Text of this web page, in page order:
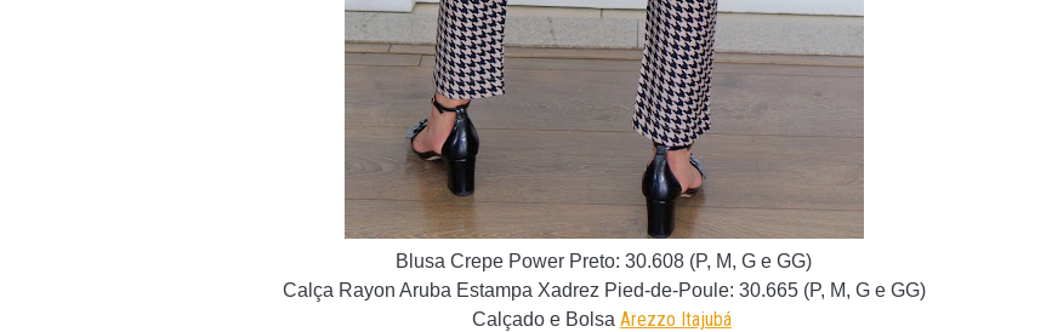
Blusa Crepe Power Preto: 30.608 (P, M, G e GG)
Calça Rayon Aruba Estampa Xadrez Pied-de-Poule: 30.665 (P, M, G e GG)
Calçado e Bolsa Arezzo Itajubá